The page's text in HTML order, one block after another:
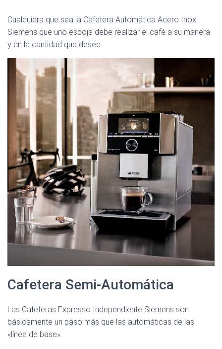
Cualquiera que sea la Cafetera Automática Acero Inox
Siemens que uno escoja debe realizar el café a su manera
y en la cantidad que desee.
Cafetera Semi-Automática
Las Cafeteras Expresso Independiente Siemens son
básicamente un paso más que las automáticas de las
«línea de base».